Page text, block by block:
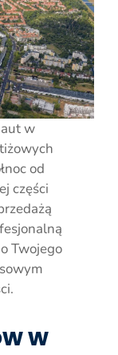
w
od
części
Twojego
w